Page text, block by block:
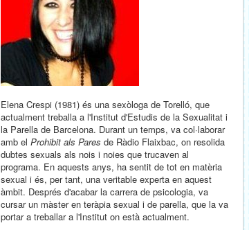
Elena Crespi (1981) és una sexòloga de Torelló, que
actualment treballa a l'Institut d'Estudis de la Sexualitat i
la Parella de Barcelona. Durant un temps, va col·laborar
amb el Prohibit als Pares de Ràdio Flaixbac, on resolida
dubtes sexuals als nois i noies que trucaven al
programa. En aquests anys, ha sentit de tot en matèria
sexual i és, per tant, una veritable experta en aquest
àmbit. Després d'acabar la carrera de psicologia, va
cursar un màster en teràpia sexual i de parella, que la va
portar a treballar a l'Institut on està actualment.